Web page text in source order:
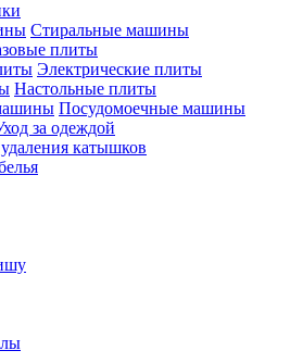
Стиральные машины
плиты
Электрические плиты
Настольные плиты
Посудомоечные машины
за одеждой
катышков